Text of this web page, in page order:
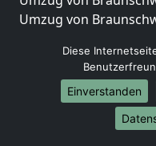
Umzug von
Umzüge-
Umzug von
Umzug von
Umzug von
Diese
Einverstanden